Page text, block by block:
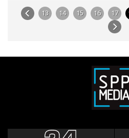
13 14 15 16 17